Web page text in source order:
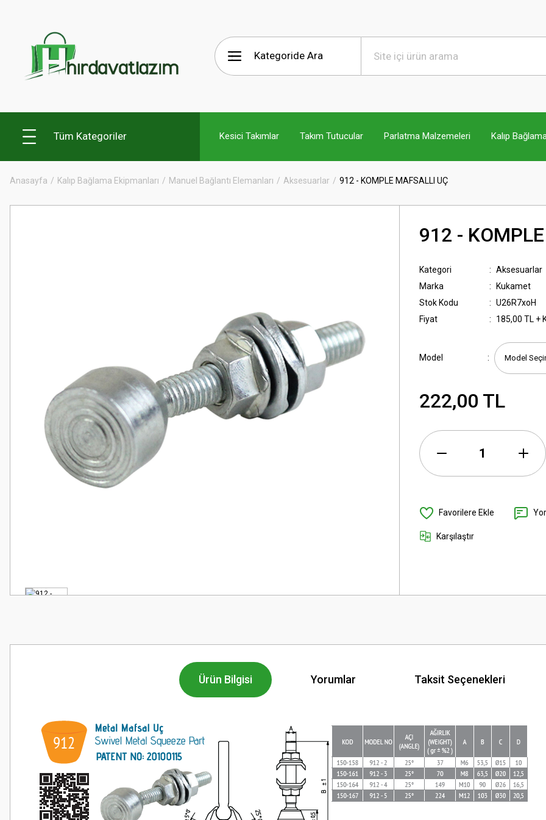
Tüm Kategoriler Kesici Takımlar Takım Tutucular Parlatma Malzemeleri Kalıp
Anasayfa Kalıp Bağlama Ekipmanları Manuel Bağlantı Elemanları Aksesuarlar 912 - KOMPLE MAFSALLI UÇ
912 -
Kategori
Aksesuarlar
Marka
Kukamet
Stok Kodu
U26R7xoH
Fiyat
185,00 TL +
Model
222,00 TL
Karşılaştır
Ürün Bilgisi Yorumlar Taksit Seçenekleri